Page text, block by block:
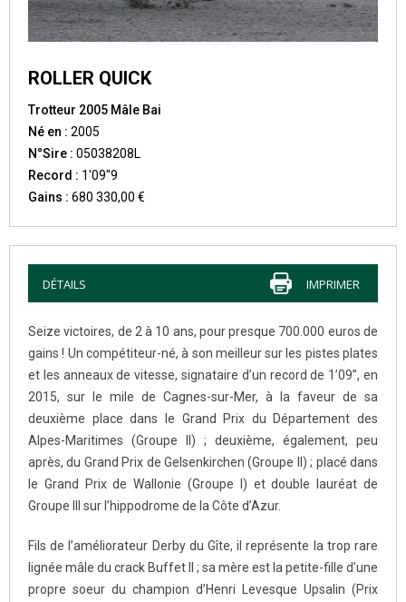
ROLLER QUICK
Trotteur 2005 Mâle Bai
Né en : 2005
N°Sire : 05038208L
Record : 1'09"9
Gains : 680 330,00 €
IMPRIMER
DÉTAILS
Seize victoires, de 2 à 10 ans, pour presque 700.000 euros de
gains ! Un compétiteur-né, à son meilleur sur les pistes plates
et les anneaux de vitesse, signataire d’un record de 1’09’’, en
2015, sur le mile de Cagnes-sur-Mer, à la faveur de sa
deuxième place dans le Grand Prix du Département des
Alpes-Maritimes (Groupe II) ; deuxième, également, peu
après, du Grand Prix de Gelsenkirchen (Groupe II) ; placé dans
le Grand Prix de Wallonie (Groupe I) et double lauréat de
Groupe III sur l’hippodrome de la Côte d’Azur.
Fils de l’améliorateur Derby du Gîte, il représente la trop rare
lignée mâle du crack Buffet II ; sa mère est la petite-fille d’une
propre soeur du champion d’Henri Levesque Upsalin (Prix